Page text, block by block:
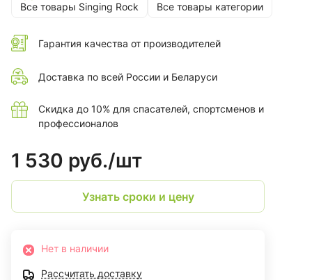
Все товары Singing Rock Все товары категории
Гарантия качества от производителей
Доставка по всей России и Беларуси
Скидка до 10% для спасателей, спортсменов и
профессионалов
1 530 руб./шт
Узнать сроки и цену
Нет в наличии
Рассчитать доставку